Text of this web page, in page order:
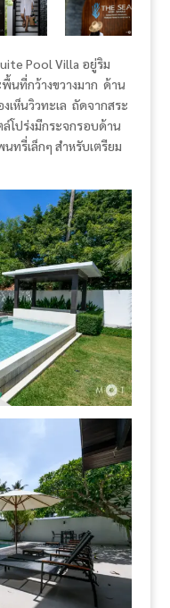
Pool Villa อยู่ริม
นที่กว้างขวางมาก ด้าน
เห็นวิวทะเล ถัดจากสระ
ล์โปร่งมีกระจกรอบด้าน
ทรี่เล็กๆ สำหรับเตรียม